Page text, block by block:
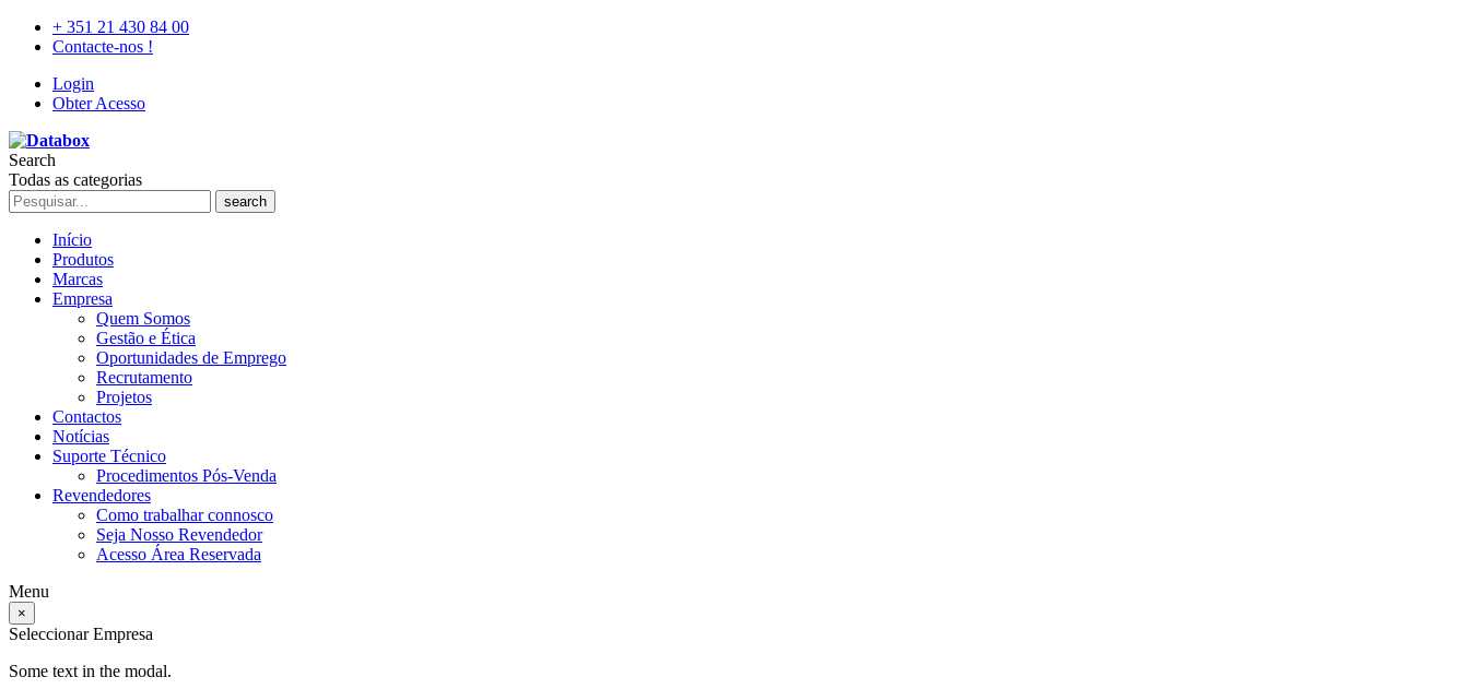
+ 351 21 430 84 00
Contacte-nos !
Login
Obter Acesso
Search
Todas as categorias
search
Início
Produtos
Marcas
Empresa
Quem Somos
Gestão e Ética
Oportunidades de Emprego
Recrutamento
Projetos
Contactos
Notícias
Suporte Técnico
Procedimentos Pós-Venda
Revendedores
Como trabalhar connosco
Seja Nosso Revendedor
Acesso Área Reservada
Menu
×
Seleccionar Empresa
Some text in the modal.